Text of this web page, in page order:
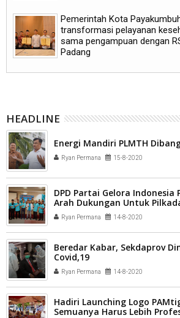
Pemerintah Kota
transformasi pelayanan
sama pengampuan dengan
Padang
HEADLINE
Energi Mandiri PLMTH
Ryan Permana 15-8-2020
DPD Partai Gelora Indonesia
Arah Dukungan Untuk
Waktu Dekat
Ryan Permana 14-8-2020
Beredar Kabar, Sekdaprov
Covid,19
Ryan Permana 14-8-2020
Hadiri Launching Logo
Semuanya Harus Lebih